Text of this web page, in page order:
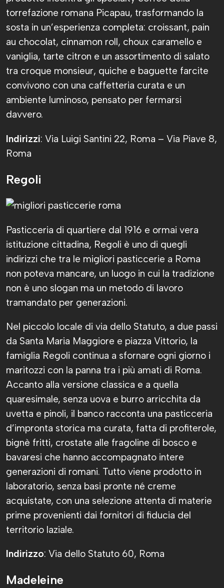
torrefazione romana Picapau, trasformando la
sosta in un’esperienza completa: croissant, pain
au chocolat, cinnamon roll, choux caramello e
vaniglia, tarte citron e un assortimento di salato
tra croque monsieur, quiche e baguette farcite
convivono con una caffetteria curata e un
ambiente luminoso, pensato per fermarsi
davvero.
Indirizzi: Via Luigi Santini 22, Roma – Via Piave 8,
Roma
Regoli
Pasticceria di quartiere dal 1916 e ormai vera
istituzione cittadina, Regoli è uno di quegli
indirizzi che tra le migliori pasticcerie a Roma
non poteva mancare, un luogo in cui la tradizione
non è uno slogan ma un metodo di lavoro
tramandato per generazioni.
Nel piccolo locale di via dello Statuto, a due passi
da Santa Maria Maggiore e piazza Vittorio, la
famiglia Regoli continua a sfornare ogni giorno i
maritozzi con la panna tra i più amati di Roma.
Accanto alla versione classica e a quella
quaresimale, senza uova e burro arricchita da
uvetta e pinoli, il banco racconta una pasticceria
d’impronta storica ma curata, fatta di profiterole,
bignè fritti, crostate alle fragoline di bosco e
bavaresi che hanno accompagnato intere
generazioni di romani. Tutto viene prodotto in
laboratorio, senza basi pronte né creme
acquistate, con una selezione attenta di materie
prime provenienti dai fornitori di fiducia del
territorio laziale.
Indirizzo: Via dello Statuto 60, Roma
Madeleine